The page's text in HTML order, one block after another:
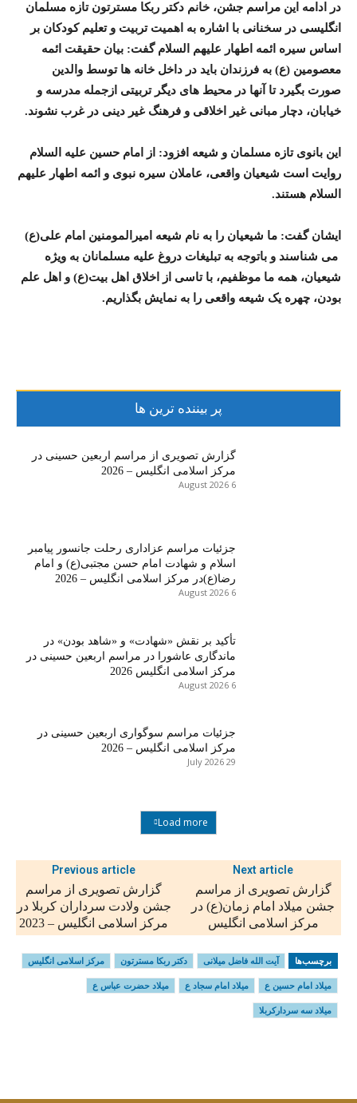
در ادامه این مراسم جشن، خانم دکتر ربکا مسترتون تازه مسلمان
انگلیسی در سخنانی با اشاره به اهمیت تربیت و تعلیم کودکان بر
اساس سیره ائمه اطهار علیهم السلام گفت: بیان حقیقت ائمه
معصومین (ع) به فرزندان باید در داخل خانه ها توسط والدین
صورت بگیرد تا آنها در محیط های دیگر تربیتی ازجمله مدرسه و
خیابان، دچار مبانی غیر اخلاقی و فرهنگ غیر دینی در غرب نشوند.
این بانوی تازه مسلمان و شیعه افزود: از امام حسین علیه السلام
روایت است شیعیان واقعی، عاملان سیره نبوی و ائمه اطهار علیهم
السلام هستند.
ایشان گفت: ما شیعیان را به نام شیعه امیرالمومنین امام علی(ع)
می شناسند و باتوجه به تبلیغات دروغ علیه مسلمانان به ویژه
شیعیان، همه ما موظفیم، با تاسی از اخلاق اهل بیت(ع) و اهل علم
بودن، چهره یک شیعه واقعی را به نمایش بگذاریم.
پر بیننده ترین ها
گزارش تصویری از مراسم اربعین حسینی در
مرکز اسلامی انگلیس – 2026
6 August 2026
جزئیات مراسم عزاداری رحلت جانسور پیامبر
اسلام و شهادت امام حسن مجتبی(ع) و امام
رضا(ع)در مرکز اسلامی انگلیس – 2026
6 August 2026
تأکید بر نقش «شهادت» و «شاهد بودن» در
ماندگاری عاشورا در مراسم اربعین حسینی در
مرکز اسلامی انگلیس 2026
6 August 2026
جزئیات مراسم سوگواری اربعین حسینی در
مرکز اسلامی انگلیس – 2026
29 July 2026
Load more
Previous article
گزارش تصویری از مراسم
جشن ولادت سرداران کربلا در
مرکز اسلامی انگلیس – 2023
Next article
گزارش تصویری از مراسم
جشن میلاد امام زمان(ع) در
مرکز اسلامی انگلیس
برچسب‌ها آیت الله فاضل میلانی دکتر ربکا مسترتون مرکز اسلامی انگلیس
میلاد امام حسین ع میلاد امام سجاد ع میلاد حضرت عباس ع
میلاد سه سردارکربلا